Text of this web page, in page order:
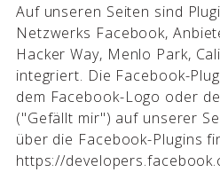
Auf unseren Seiten sind
Netzwerks Facebook,
Hacker Way, Menlo Park,
integriert. Die Facebook-
dem Facebook-Logo oder
("Gefällt mir") auf unserer
über die Facebook-Plugins
https://